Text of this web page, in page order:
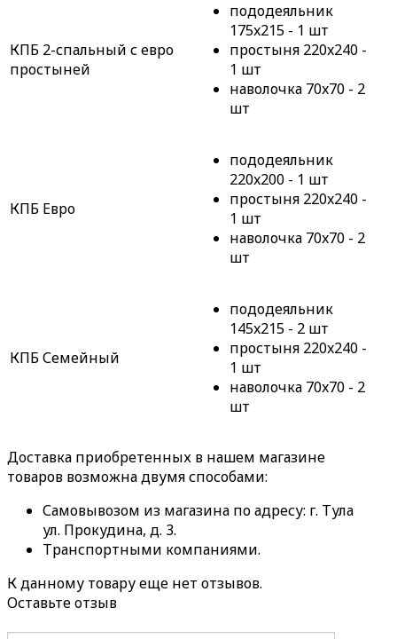
КПБ 2-спальный с евро
простыней
пододеяльник
175x215 - 1 шт
простыня 220x240 -
1 шт
наволочка 70x70 - 2
шт
КПБ Евро
пододеяльник
220x200 - 1 шт
простыня 220x240 -
1 шт
наволочка 70x70 - 2
шт
КПБ Семейный
пододеяльник
145x215 - 2 шт
простыня 220x240 -
1 шт
наволочка 70x70 - 2
шт
Доставка приобретенных в нашем магазине
товаров возможна двумя способами:
Самовывозом из магазина по адресу: г. Тула
ул. Прокудина, д. 3.
Транспортными компаниями.
К данному товару еще нет отзывов.
Оставьте отзыв